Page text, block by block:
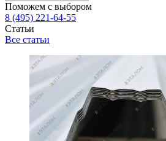
Поможем с выбором
8 (495) 221-64-55
Статьи
Все статьи